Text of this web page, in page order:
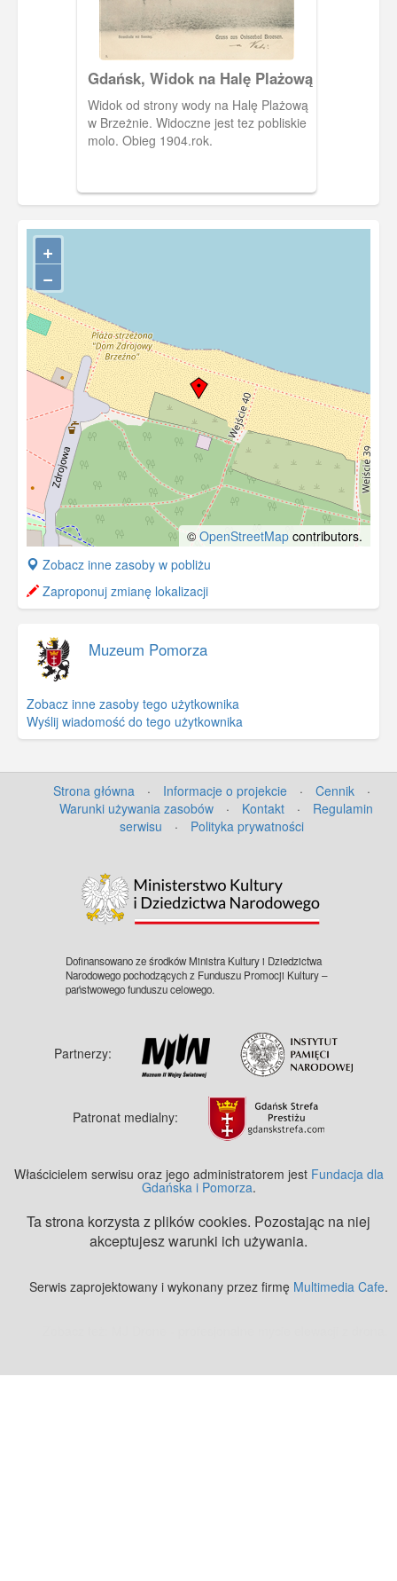
Gdańsk, Widok na Halę Plażową
Widok od strony wody na Halę Plażową
w Brzeżnie. Widoczne jest tez pobliskie
molo. Obieg 1904.rok.
+
−
© OpenStreetMap contributors.
+
−
Zobacz inne zasoby w pobliżu
Zaproponuj zmianę lokalizacji
Muzeum Pomorza
Zobacz inne zasoby tego użytkownika
Wyślij wiadomość do tego użytkownika
Strona główna · Informacje o projekcie · Cennik
·
Warunki używania zasobów
· Kontakt ·
Regulamin
serwisu
· Polityka prywatności
Dofinansowano ze środków Ministra Kultury i Dziedzictwa
Narodowego pochodzących z Funduszu Promocji Kultury –
państwowego funduszu celowego.
Partnerzy:
Patronat medialny:
Właścicielem serwisu oraz jego administratorem jest Fundacja dla
Gdańska i Pomorza.
Ta strona korzysta z plików cookies. Pozostając na niej
akceptujesz warunki ich używania.
Serwis zaprojektowany i wykonany przez firmę Multimedia Cafe.